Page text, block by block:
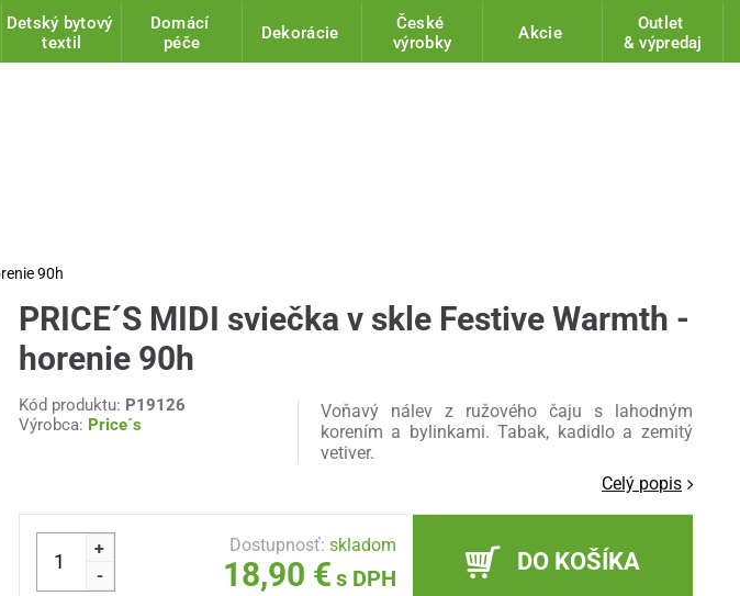
Detský bytový
textil
Domácí
péče
Dekorácie
České
výrobky
Akcie
Outlet
& výpredaj
90h
PRICE´S MIDI sviečka v skle Festive Warmth -
horenie 90h
Kód produktu: P19126
Výrobca: Price´s
Voňavý nálev z ružového čaju s lahodným
korením a bylinkami. Tabak, kadidlo a zemitý
vetiver.
Celý popis
+
-
Dostupnosť: skladom
18,90 € s DPH
DO KOŠÍKA